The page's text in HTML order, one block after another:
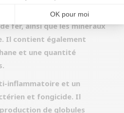
le thym contient
fer, ainsi que les minéraux
Il contient également
et une quantité
inflammatoire et un
et fongicide. Il
de globules